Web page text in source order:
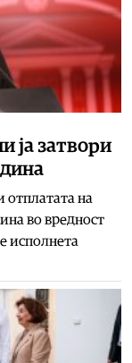
ја затвори
отплатата на
во вредност
исполнета